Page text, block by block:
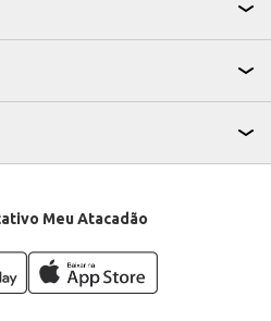
Meu Atacadão